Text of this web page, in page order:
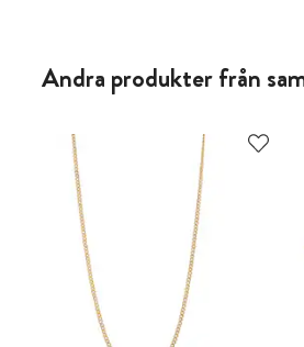
Andra produkter från